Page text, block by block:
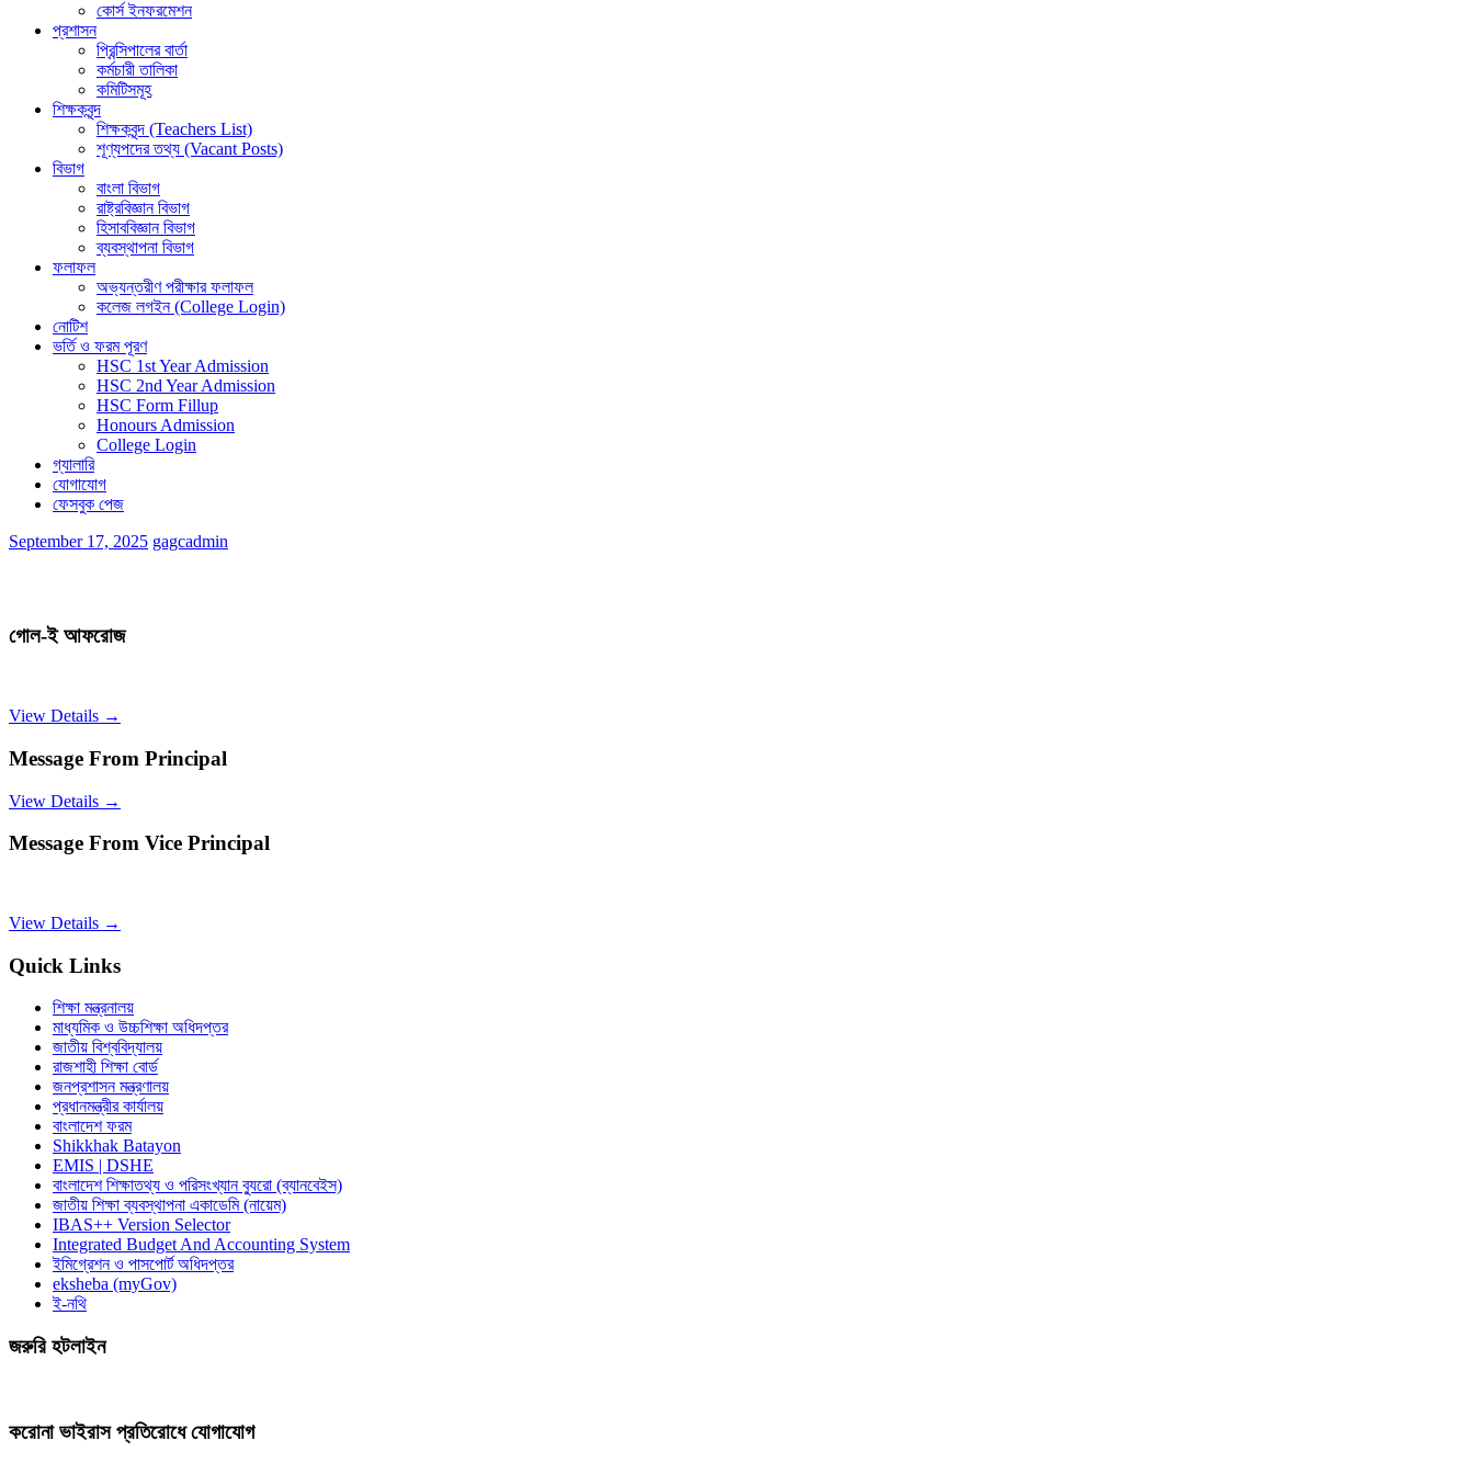
কোর্স ইনফরমেশন
প্রশাসন
প্রিন্সিপালের বার্তা
কর্মচারী তালিকা
কমিটিসমূহ
শিক্ষকবৃন্দ
শিক্ষকবৃন্দ (Teachers List)
শূণ্যপদের তথ্য (Vacant Posts)
বিভাগ
বাংলা বিভাগ
রাষ্ট্রবিজ্ঞান বিভাগ
হিসাববিজ্ঞান বিভাগ
ব্যবস্থাপনা বিভাগ
ফলাফল
অভ্যন্তরীণ পরীক্ষার ফলাফল
কলেজ লগইন (College Login)
নোটিশ
ভর্তি ও ফরম পূরণ
HSC 1st Year Admission
HSC 2nd Year Admission
HSC Form Fillup
Honours Admission
College Login
গ্যালারি
যোগাযোগ
ফেসবুক পেজ
September 17, 2025 gagcadmin
গোল-ই আফরোজ
View Details →
Message From Principal
View Details →
Message From Vice Principal
View Details →
Quick Links
শিক্ষা মন্ত্রনালয়
মাধ্যমিক ও উচ্চশিক্ষা অধিদপ্তর
জাতীয় বিশ্ববিদ্যালয়
রাজশাহী শিক্ষা বোর্ড
জনপ্রশাসন মন্ত্রণালয়
প্রধানমন্ত্রীর কার্যালয়
বাংলাদেশ ফরম
Shikkhak Batayon
EMIS | DSHE
বাংলাদেশ শিক্ষাতথ্য ও পরিসংখ্যান ব্যুরো (ব্যানবেইস)
জাতীয় শিক্ষা ব্যবস্থাপনা একাডেমি (নায়েম)
IBAS++ Version Selector
Integrated Budget And Accounting System
ইমিগ্রেশন ও পাসপোর্ট অধিদপ্তর
eksheba (myGov)
ই-নথি
জরুরি হটলাইন
করোনা ভাইরাস প্রতিরোধে যোগাযোগ